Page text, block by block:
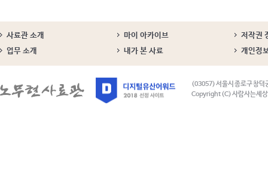
사료관 소개 마이 아카이브
저작권
업무 소개
내가 본 사료 개인정
(03057) 서울시 종로구 창덕
Copyright (C) 사람사는세